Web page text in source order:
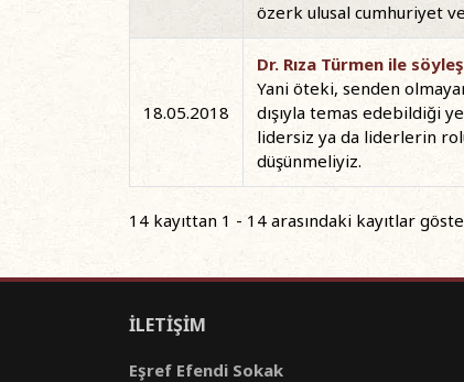
özerk ulusal cumhuriyet
18.05.2018
Dr. Rıza Türmen ile
Yani öteki, senden
dışıyla temas edebildiği
lidersiz ya da liderlerin
düşünmeliyiz.
14 kayıttan 1 - 14 arasındaki kayıtlar
İLETİŞİM
Eşref Efendi Sokak